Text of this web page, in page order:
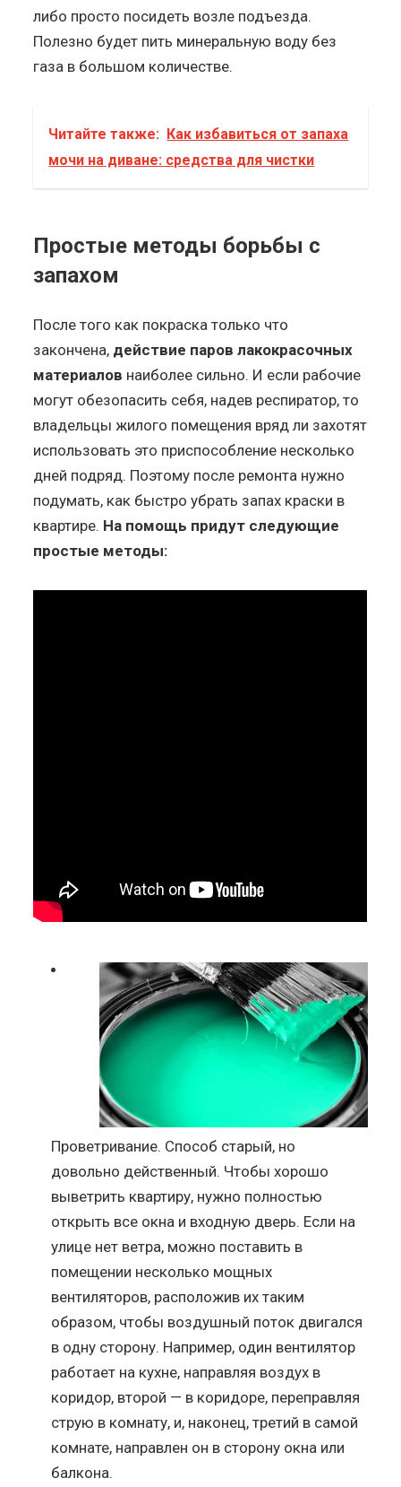
либо просто посидеть возле подъезда.
Полезно будет пить минеральную воду без
газа в большом количестве.
Читайте также: Как избавиться от запаха
мочи на диване: средства для чистки
Простые методы борьбы с
запахом
После того как покраска только что
закончена, действие паров лакокрасочных
материалов наиболее сильно. И если рабочие
могут обезопасить себя, надев респиратор, то
владельцы жилого помещения вряд ли захотят
использовать это приспособление несколько
дней подряд. Поэтому после ремонта нужно
подумать, как быстро убрать запах краски в
квартире. На помощь придут следующие
простые методы:
Проветривание. Способ старый, но
довольно действенный. Чтобы хорошо
выветрить квартиру, нужно полностью
открыть все окна и входную дверь. Если на
улице нет ветра, можно поставить в
помещении несколько мощных
вентиляторов, расположив их таким
образом, чтобы воздушный поток двигался
в одну сторону. Например, один вентилятор
работает на кухне, направляя воздух в
коридор, второй — в коридоре, переправляя
струю в комнату, и, наконец, третий в самой
комнате, направлен он в сторону окна или
балкона.